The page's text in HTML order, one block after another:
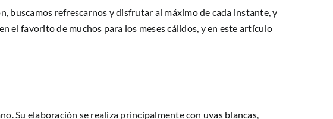
buscamos refrescarnos y disfrutar al máximo de cada instante, y
el favorito de muchos para los meses cálidos, y en este artículo
Su elaboración se realiza principalmente con uvas blancas,